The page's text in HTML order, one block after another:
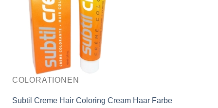
COLORATIONEN
Subtil Creme Hair Coloring Cream Haar Farbe